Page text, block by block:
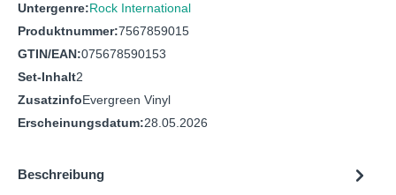
Untergenre:Rock International
Produktnummer:7567859015
GTIN/EAN:075678590153
Set-Inhalt2
ZusatzinfoEvergreen Vinyl
Erscheinungsdatum:28.05.2026
Beschreibung